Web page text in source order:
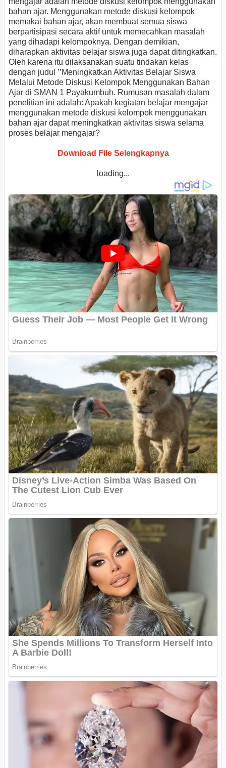
bahan ajar. Menggunakan metode diskusi kelompok
memakai bahan ajar, akan membuat semua siswa
berpartisipasi secara aktif untuk memecahkan masalah
yang dihadapi kelompoknya. Dengan demikian,
diharapkan aktivitas belajar siswa juga dapat ditingkatkan.
Oleh karena itu dilaksanakan suatu tindakan kelas
dengan judul ’’Meningkatkan Aktivitas Belajar Siswa
Melalui Metode Diskusi Kelompok Menggunakan Bahan
Ajar di SMAN 1 Payakumbuh. Rumusan masalah dalam
penelitian ini adalah: Apakah kegiatan belajar mengajar
menggunakan metode diskusi kelompok menggunakan
bahan ajar dapat meningkatkan aktivitas siswa selama
proses belajar mengajar?
Download File Selengkapnya
loading...